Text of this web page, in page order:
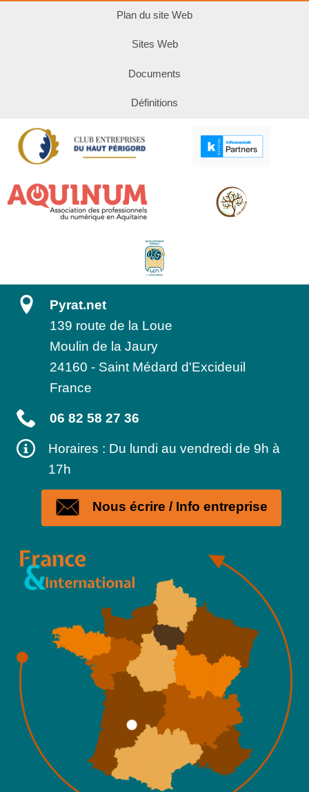
Plan du site Web
Sites Web
Documents
Définitions
Pyrat.net
139 route de la Loue
Moulin de la Jaury
24160 - Saint Médard d'Excideuil
France
06 82 58 27 36
Horaires : Du lundi au vendredi de 9h à
17h
Nous écrire / Info entreprise